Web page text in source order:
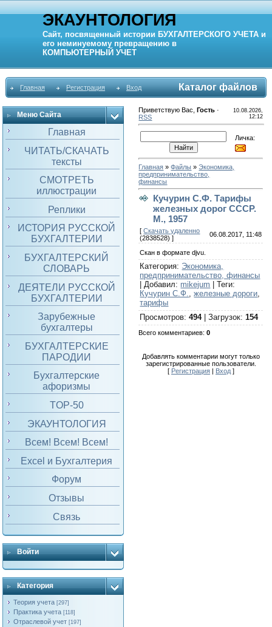
ЭКАУНТОЛОГИЯ
Сайт, посвященный истории БУХГАЛТЕРСКОГО УЧЕТА и
его неминуемому превращению в
КОМПЬЮТЕРНЫЙ УЧЕТ
Главная Регистрация Вход Каталог файлов
Меню Сайта
Главная
ЧИТАТЬ/СКАЧАТЬ
тексты
СМОТРЕТЬ
иллюстрации
Реплики
ИСТОРИЯ РУССКОЙ
БУХГАЛТЕРИИ
БУХГАЛТЕРСКИЙ
СЛОВАРЬ
ДЕЯТЕЛИ РУССКОЙ
БУХГАЛТЕРИИ
Зарубежные
бухгалтеры
БУХГАЛТЕРСКИЕ
ПАРОДИИ
Бухгалтерские
афоризмы
TOP-50
ЭКАУНТОЛОГИЯ
Всем! Всем! Всем!
Excel и Бухгалтерия
Форум
Отзывы
Связь
Войти
Категория
Теория учета [297]
Практика учета [118]
Отраслевой учет [197]
Приветствую Вас ,Гость ·
RSS
10.08.2026,
12:12
Личка:
Главная »Файлы »Экономика,
предпринимательство,
финансы
Кучурин С.Ф. Тарифы
железных дорог СССР.
М., 1957
[Скачать удаленно
(2838528) ]
06.08.2017, 11:48
Скан в формате djvu.
Категория: Экономика,
предпринимательство, финансы
|Добавил: mikejum |Теги:
Кучурин С.Ф.,железные дороги,
тарифы
Просмотров:494|Загрузок:154
Всего комментариев:0
Добавлять комментарии могут только
зарегистрированные пользователи.
[ Регистрация| Вход]